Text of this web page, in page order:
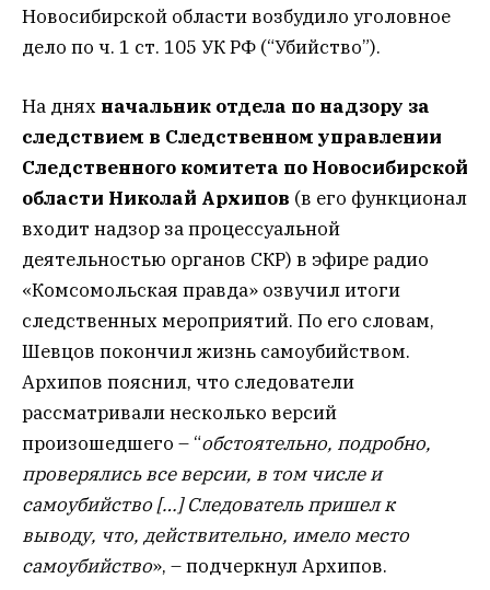
Новосибирской области возбудило уголовное
дело по ч. 1 ст. 105 УК РФ (“Убийство”).
На днях начальник отдела по надзору за
следствием в Следственном управлении
Следственного комитета по Новосибирской
области Николай Архипов (в его функционал
входит надзор за процессуальной
деятельностью органов СКР) в эфире радио
«Комсомольская правда» озвучил итоги
следственных мероприятий. По его словам,
Шевцов покончил жизнь самоубийством.
Архипов пояснил, что следователи
рассматривали несколько версий
произошедшего – “обстоятельно, подробно,
проверялись все версии, в том числе и
самоубийство […] Следователь пришел к
выводу, что, действительно, имело место
самоубийство», – подчеркнул Архипов.